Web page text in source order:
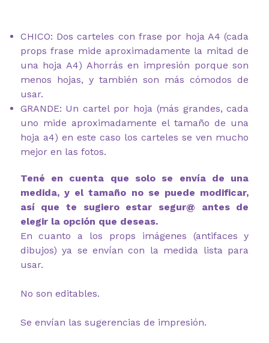
CHICO: Dos carteles con frase por hoja A4 (cada
props frase mide aproximadamente la mitad de
una hoja A4) Ahorrás en impresión porque son
menos hojas, y también son más cómodos de
usar.
GRANDE: Un cartel por hoja (más grandes, cada
uno mide aproximadamente el tamaño de una
hoja a4) en este caso los carteles se ven mucho
mejor en las fotos.
Tené en cuenta que solo se envía de una
medida, y el tamaño no se puede modificar,
así que te sugiero estar segur@ antes de
elegir la opción que deseas.
En cuanto a los props imágenes (antifaces y
dibujos) ya se envían con la medida lista para
usar.
No son editables.
Se envían las sugerencias de impresión.